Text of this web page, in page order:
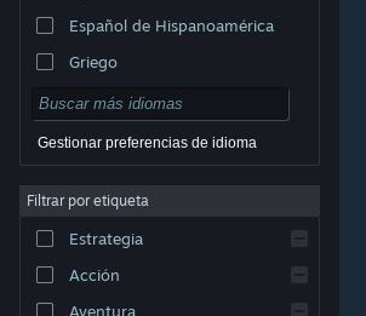
© Valve Corporation. Todos los derechos reservados.
respectivos dueños en EE. UU. y otros países.
Acuerdo de Suscriptor a Steam
Cookies
Español de Hispanoamérica
Griego
Gestionar preferencias de idioma
Filtrar por etiqueta
Estrategia
Acción
Aventura